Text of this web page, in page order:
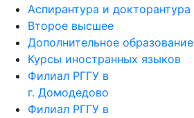
Аспирантура и докторантура
Второе высшее
Дополнительное образование
Курсы иностранных языков
Филиал РГГУ в
г. Домодедово
Филиал РГГУ в